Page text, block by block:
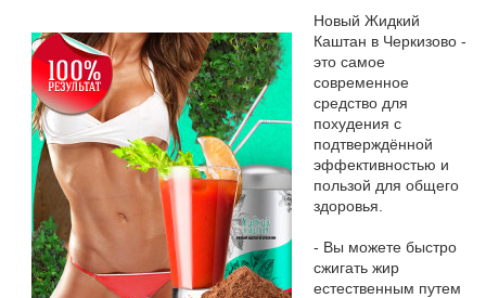
Новый Жидкий
Каштан в Черкизово -
это самое
современное
средство для
похудения с
подтверждённой
эффективностью и
пользой для общего
здоровья.
- Вы можете быстро
сжигать жир
естественным путем